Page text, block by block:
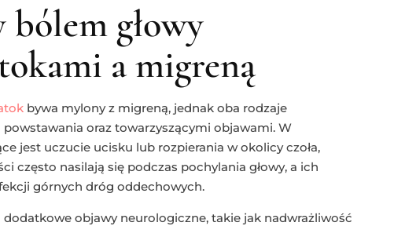
głowy
a migreną
bywa mylony z migreną, jednak oba rodzaje
oraz towarzyszącymi objawami. W
jest uczucie ucisku lub rozpierania w okolicy czoła,
często nasilają się podczas pochylania głowy, a ich
górnych dróg oddechowych.
objawy neurologiczne, takie jak nadwrażliwość